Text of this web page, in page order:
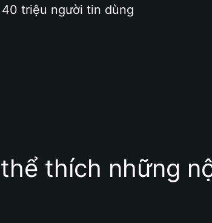
triệu người tin dùng
thích những